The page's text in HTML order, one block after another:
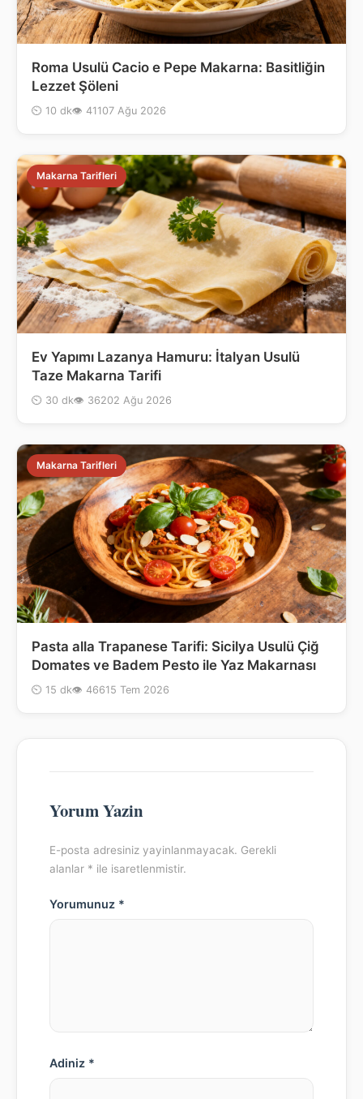
Roma Usulü Cacio e Pepe Makarna: Basitliğin
Lezzet Şöleni
⏲ 10 dk👁 411 07 Ağu 2026
Makarna Tarifleri
Ev Yapımı Lazanya Hamuru: İtalyan Usulü
Taze Makarna Tarifi
⏲ 30 dk👁 36202 Ağu 2026
Makarna Tarifleri
Pasta alla Trapanese Tarifi: Sicilya Usulü Çiğ
Domates ve Badem Pesto ile Yaz Makarnası
⏲ 15 dk👁 46615 Tem 2026
Yorum Yazin
E-posta adresiniz yayinlanmayacak. Gerekli
alanlar * ile isaretlenmistir.
Yorumunuz *
Adiniz *